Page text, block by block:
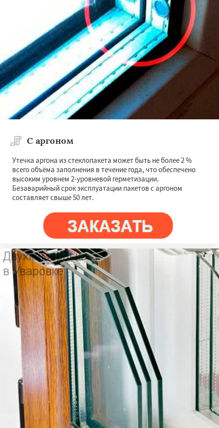
С аргоном
Утечка аргона из стеклопакета может быть не более 2 %
всего объёма заполнения в течение года, что обеспечено
высоким уровнем 2-уровневой герметизации.
Безаварийный срок эксплуатации пакетов с аргоном
составляет свыше 50 лет.